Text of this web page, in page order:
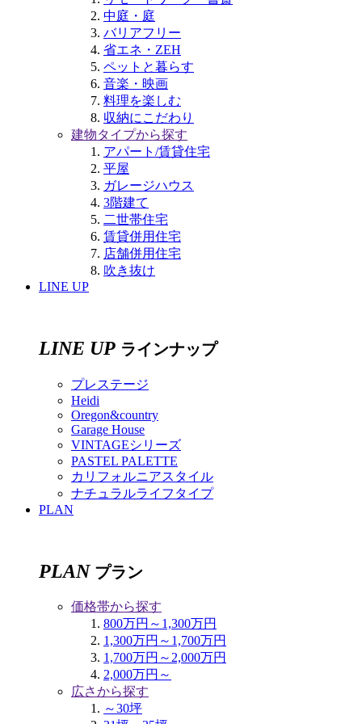
中庭・庭
バリアフリー
省エネ・ZEH
ペットと暮らす
音楽・映画
料理を楽しむ
収納にこだわり
建物タイプから探す
アパート/賃貸住宅
平屋
ガレージハウス
3階建て
二世帯住宅
賃貸併用住宅
店舗併用住宅
吹き抜け
LINE UP
LINE UP ラインナップ
プレステージ
Heidi
Oregon&country
Garage House
VINTAGEシリーズ
PASTEL PALETTE
カリフォルニアスタイル
ナチュラルライフタイプ
PLAN
PLAN プラン
価格帯から探す
800万円～1,300万円
1,300万円～1,700万円
1,700万円～2,000万円
2,000万円～
広さから探す
～30坪